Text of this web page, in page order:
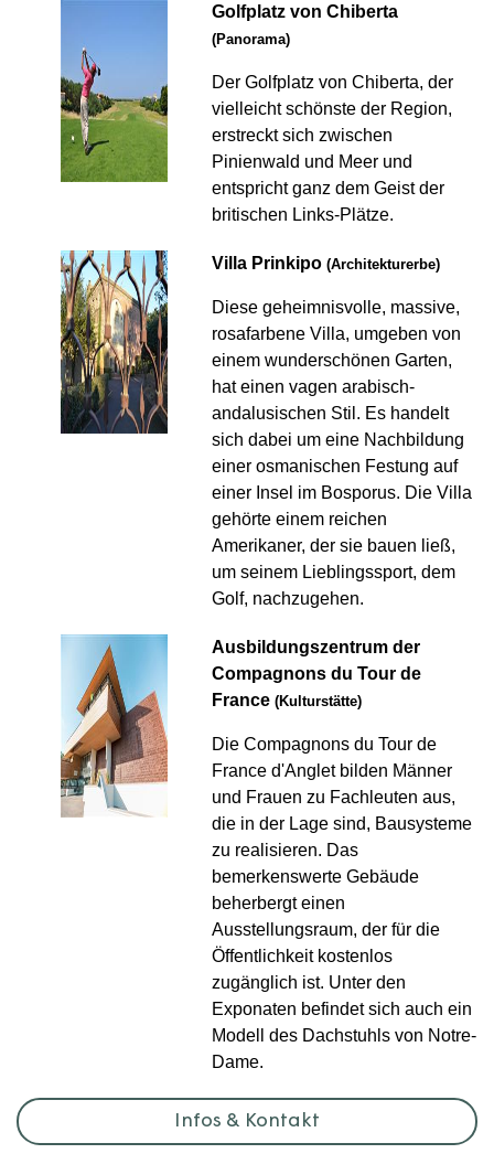
Golfplatz von Chiberta
(Panorama)
Der Golfplatz von Chiberta, der
vielleicht schönste der Region,
erstreckt sich zwischen
Pinienwald und Meer und
entspricht ganz dem Geist der
britischen Links-Plätze.
Villa Prinkipo(Architekturerbe)
Diese geheimnisvolle, massive,
rosafarbene Villa, umgeben von
einem wunderschönen Garten,
hat einen vagen arabisch-
andalusischen Stil. Es handelt
sich dabei um eine Nachbildung
einer osmanischen Festung auf
einer Insel im Bosporus. Die Villa
gehörte einem reichen
Amerikaner, der sie bauen ließ,
um seinem Lieblingssport, dem
Golf, nachzugehen.
Ausbildungszentrum der
Compagnons du Tour de
France(Kulturstätte)
Die Compagnons du Tour de
France d'Anglet bilden Männer
und Frauen zu Fachleuten aus,
die in der Lage sind, Bausysteme
zu realisieren. Das
bemerkenswerte Gebäude
beherbergt einen
Ausstellungsraum, der für die
Öffentlichkeit kostenlos
zugänglich ist. Unter den
Exponaten befindet sich auch ein
Modell des Dachstuhls von Notre-
Dame.
Infos & Kontakt